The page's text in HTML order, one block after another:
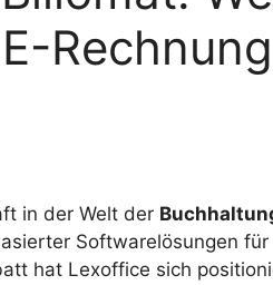
in der Welt der
Softwarelösungen für
hat Lexoffice sich